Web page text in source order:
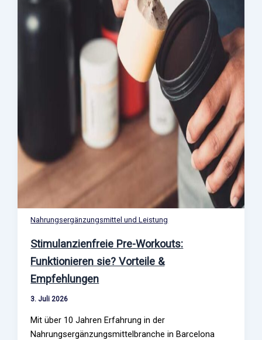
Nahrungsergänzungsmittel und Leistung
Stimulanzienfreie Pre-Workouts:
Funktionieren sie? Vorteile &
Empfehlungen
3. Juli 2026
Mit über 10 Jahren Erfahrung in der
Nahrungsergänzungsmittelbranche in Barcelona